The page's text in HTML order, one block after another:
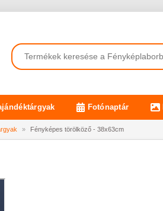
Fotónaptár
» Fényképes törölköző - 38x63cm